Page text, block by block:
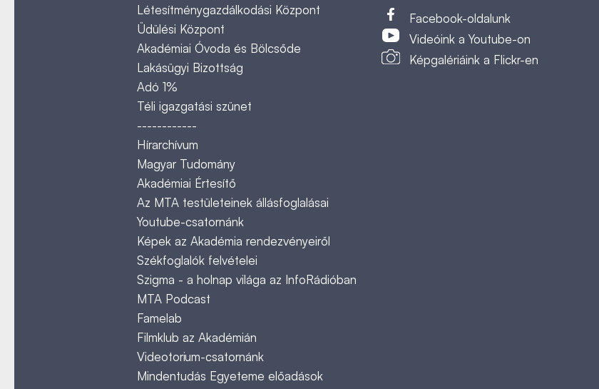
Létesítménygazdálkodási Központ
Üdülési Központ
Akadémiai Óvoda és Bölcsőde
Lakásügyi Bizottság
Adó 1%
Téli igazgatási szünet
------------
Hírarchívum
Magyar Tudomány
Akadémiai Értesítő
Az MTA testületeinek állásfoglalásai
Youtube-csatornánk
Képek az Akadémia rendezvényeiről
Székfoglalók felvételei
Szigma - a holnap világa az InfoRádióban
MTA Podcast
Famelab
Filmklub az Akadémián
Videotorium-csatornánk
Mindentudás Egyeteme előadások
Facebook-oldalunk
Videóink a Youtube-on
Képgalériáink a Flickr-en